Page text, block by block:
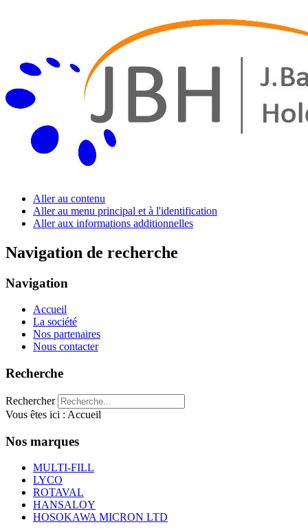
Aller au contenu
Aller au menu principal et à l'identification
Aller aux informations additionnelles
Navigation de recherche
Navigation
Accueil
La société
Nos partenaires
Nous contacter
Recherche
Rechercher
Vous êtes ici : Accueil
Nos marques
MULTI-FILL
LYCO
ROTAVAL
HANSALOY
HOSOKAWA MICRON LTD